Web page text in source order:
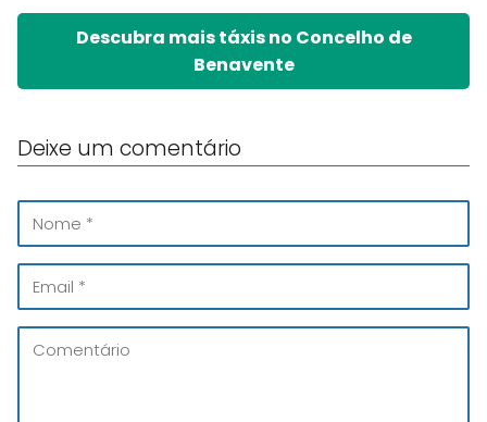
Descubra mais táxis no Concelho de
Benavente
Deixe um comentário